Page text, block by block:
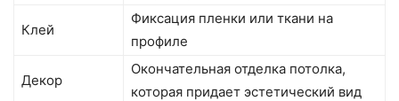
Клей
Фиксация пленки или ткани на
профиле
Декор
Окончательная отделка потолка,
которая придает эстетический вид